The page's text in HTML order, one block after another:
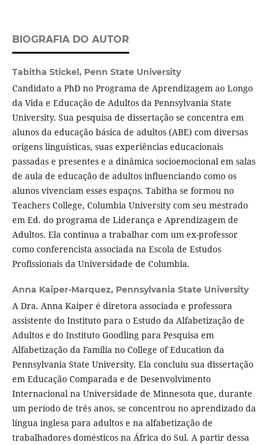
BIOGRAFIA DO AUTOR
Tabitha Stickel, Penn State University
Candidato a PhD no Programa de Aprendizagem ao Longo
da Vida e Educação de Adultos da Pennsylvania State
University. Sua pesquisa de dissertação se concentra em
alunos da educação básica de adultos (ABE) com diversas
origens linguísticas, suas experiências educacionais
passadas e presentes e a dinâmica socioemocional em salas
de aula de educação de adultos influenciando como os
alunos vivenciam esses espaços. Tabitha se formou no
Teachers College, Columbia University com seu mestrado
em Ed. do programa de Liderança e Aprendizagem de
Adultos. Ela continua a trabalhar com um ex-professor
como conferencista associada na Escola de Estudos
Profissionais da Universidade de Columbia.
Anna Kaiper-Marquez, Pennsylvania State University
A Dra. Anna Kaiper é diretora associada e professora
assistente do Instituto para o Estudo da Alfabetização de
Adultos e do Instituto Goodling para Pesquisa em
Alfabetização da Família no College of Education da
Pennsylvania State University. Ela concluiu sua dissertação
em Educação Comparada e de Desenvolvimento
Internacional na Universidade de Minnesota que, durante
um período de três anos, se concentrou no aprendizado da
língua inglesa para adultos e na alfabetização de
trabalhadores domésticos na África do Sul. A partir dessa